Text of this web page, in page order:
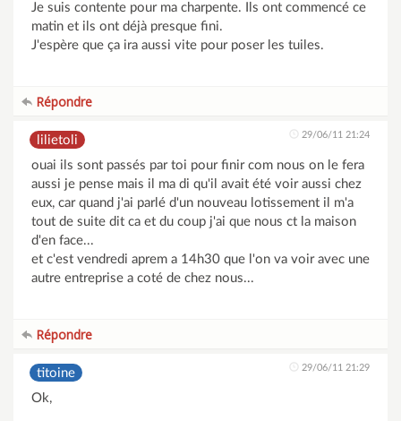
Je suis contente pour ma charpente. Ils ont commencé ce
matin et ils ont déjà presque fini.
J'espère que ça ira aussi vite pour poser les tuiles.
Répondre
lilietoli 29/06/11 21:24
ouai ils sont passés par toi pour finir com nous on le fera
aussi je pense mais il ma di qu'il avait été voir aussi chez
eux, car quand j'ai parlé d'un nouveau lotissement il m'a
tout de suite dit ca et du coup j'ai que nous ct la maison
d'en face...
et c'est vendredi aprem a 14h30 que l'on va voir avec une
autre entreprise a coté de chez nous...
Répondre
titoine 29/06/11 21:29
Ok,